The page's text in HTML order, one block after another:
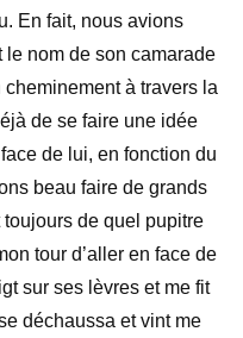
En fait, nous avions
le nom de son camarade
cheminement à travers la
de se faire une idée
de lui, en fonction du
beau faire de grands
de quel pupitre
tour d’aller en face de
sur ses lèvres et me fit
déchaussa et vint me